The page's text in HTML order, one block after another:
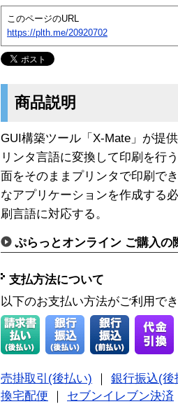
このページのURL
https://plth.me/20920702
商品説明
GUI構築ツール「X-Mate」が提
リンタ言語に変換して印刷を行
面をそのままプリンタで印刷で
なアプリケーションを作成する
刷言語に対応する。
ぷらっとオンライン ご購入の
支払方法について
以下のお支払い方法がご利用で
売掛取引(後払い)
銀行振込(後
換宅配便
セブンイレブン決済